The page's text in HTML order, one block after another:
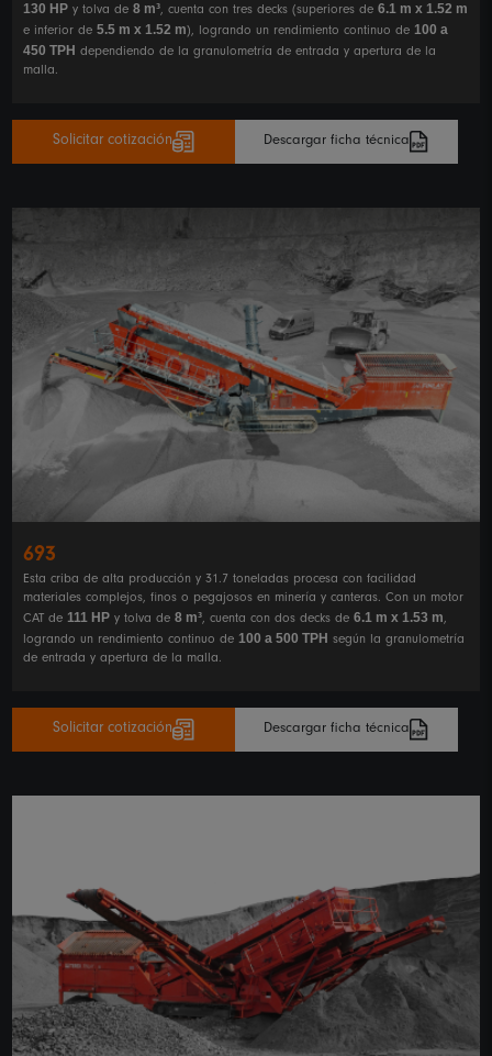
130 HP y tolva de8 m³, cuenta con tres decks (superiores de6.1 m x 1.52 m
e inferior de5.5 m x 1.52 m), logrando un rendimiento continuo de100 a
450 TPH dependiendo de la granulometría de entrada y apertura de la
malla.
Solicitar cotización Descargar ficha técnica
693
Esta criba de alta producción y 31.7 toneladas procesa con facilidad
materiales complejos, finos o pegajosos en minería y canteras. Con un motor
CAT de111 HP y tolva de8 m³, cuenta con dos decks de6.1 m x 1.53 m,
logrando un rendimiento continuo de100 a 500 TPH según la granulometría
de entrada y apertura de la malla.
Solicitar cotización Descargar ficha técnica